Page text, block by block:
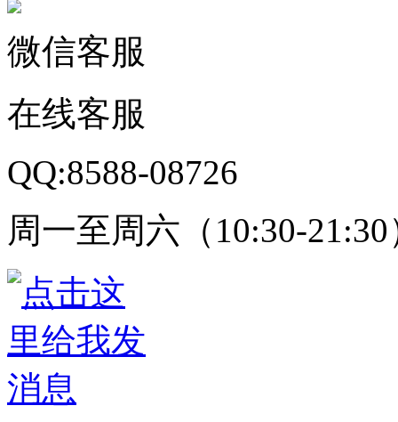
微信客服
在线客服
QQ:8588-08726
周一至周六（10:30-21:30